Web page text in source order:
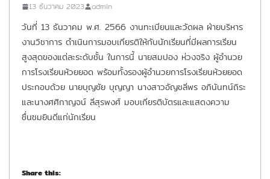
13 ธันวาคม 2023 admin
วันที่ 13 ธันวาคม พ.ศ. 2566 งานทะเบียนและวัดผล ฝ่ายบริหาร
งานวิชาการ ดำเนินการมอบเกียรติให้กับนักเรียนที่มีผลการเรียน
สูงสุดของแต่ละระดับชั้น ในการนี้ นายสมปอง ห่วงจริง ผู้อำนวย
การโรงเรียนห้วยยอด พร้อมทั้งรองผู้อำนวยการโรงเรียนห้วยยอด
ประกอบด้วย นายบุญชัย บุญญา นางสาวอัญชลีพร อภินันทน์ถิระ
และนางศศิกาญจน์ ลีสุรพงศ์ มอบเกียรติบัตรและแสดงความ
ชื่นชมยินดีแก่นักเรียน
Share this: